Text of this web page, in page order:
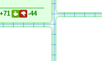
+71 -44